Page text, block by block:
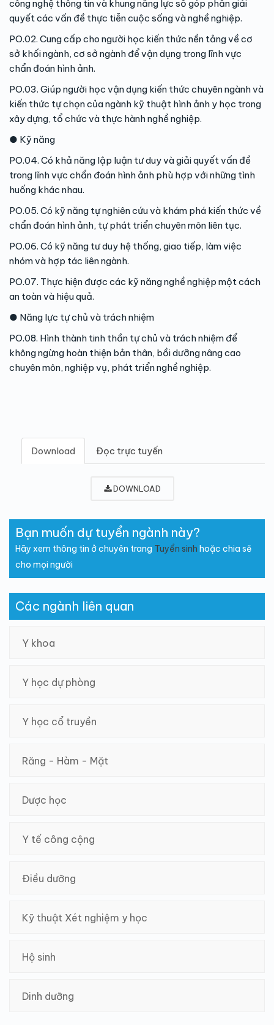
công nghệ thông tin và khung năng lực số góp phần giải
quyết các vấn đề thực tiễn cuộc sống và nghề nghiệp.
PO.02. Cung cấp cho người học kiến thức nền tảng về cơ
sở khối ngành, cơ sở ngành để vận dụng trong lĩnh vực
chẩn đoán hình ảnh.
PO.03. Giúp người học vận dụng kiến thức chuyên ngành và
kiến thức tự chọn của ngành kỹ thuật hình ảnh y học trong
xây dựng, tổ chức và thực hành nghề nghiệp.
● Kỹ năng
PO.04. Có khả năng lập luận tư duy và giải quyết vấn đề
trong lĩnh vực chẩn đoán hình ảnh phù hợp với những tình
huống khác nhau.
PO.05. Có kỹ năng tự nghiên cứu và khám phá kiến thức về
chẩn đoán hình ảnh, tự phát triển chuyên môn liên tục.
PO.06. Có kỹ năng tư duy hệ thống, giao tiếp, làm việc
nhóm và hợp tác liên ngành.
PO.07. Thực hiện được các kỹ năng nghề nghiệp một cách
an toàn và hiệu quả.
● Năng lực tự chủ và trách nhiệm
PO.08. Hình thành tinh thần tự chủ và trách nhiệm để
không ngừng hoàn thiện bản thân, bồi dưỡng nâng cao
chuyên môn, nghiệp vụ, phát triển nghề nghiệp.
Download Đọc trực tuyến
DOWNLOAD
Bạn muốn dự tuyển ngành này?
Hãy xem thông tin ở chuyên trang Tuyển sinh hoặc chia sẽ
cho mọi người
Các ngành liên quan
Y khoa
Y học dự phòng
Y học cổ truyền
Răng - Hàm - Mặt
Dược học
Y tế công cộng
Điều dưỡng
Kỹ thuật Xét nghiệm y học
Hộ sinh
Dinh dưỡng